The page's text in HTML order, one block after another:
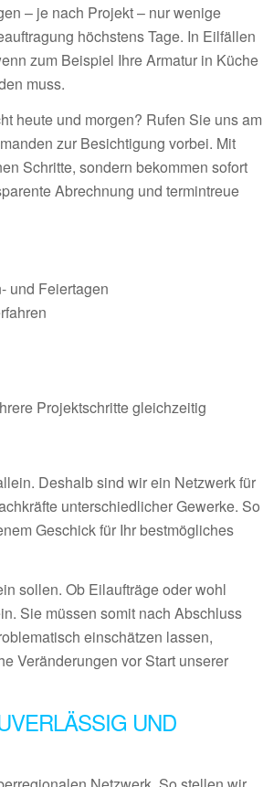
– je nach Projekt – nur wenige
höchstens Tage. In Eilfällen
zum Beispiel Ihre Armatur in Küche
muss.
heute und morgen? Rufen Sie uns am
zur Besichtigung vorbei. Mit
Schritte, sondern bekommen sofort
Abrechnung und termintreue
und Feiertagen
Projektschritte gleichzeitig
Deshalb sind wir ein Netzwerk für
unterschiedlicher Gewerke. So
Geschick für Ihr bestmögliches
sollen. Ob Eilaufträge oder wohl
Sie müssen somit nach Abschluss
einschätzen lassen,
Veränderungen vor Start unserer
UND